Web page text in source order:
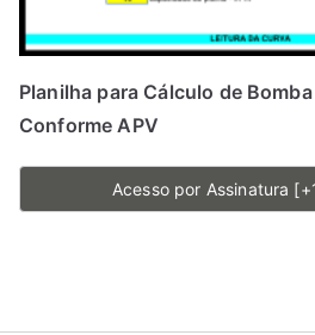
Planilha para Cálculo de
Conforme APV
Acesso por Assinatura